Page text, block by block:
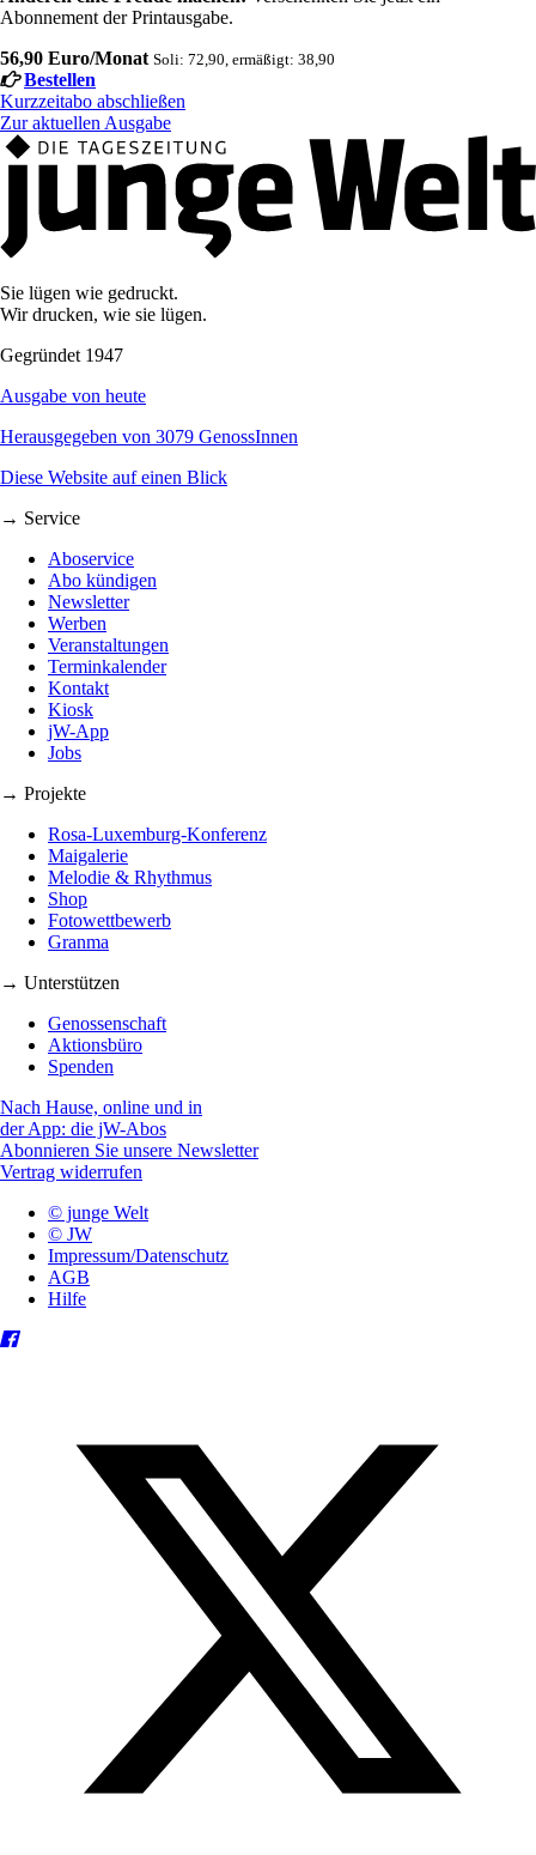
Abonnement der Printausgabe.
56,90 Euro/Monat Soli: 72,90, ermäßigt: 38,90
Bestellen
Kurzzeitabo abschließen
Zur aktuellen Ausgabe
Sie lügen wie gedruckt.
Wir drucken, wie sie lügen.
Gegründet 1947
Ausgabe von heute
Herausgegeben von 3079 GenossInnen
Diese Website auf einen Blick
→ Service
Aboservice
Abo kündigen
Newsletter
Werben
Veranstaltungen
Terminkalender
Kontakt
Kiosk
jW-App
Jobs
→ Projekte
Rosa-Luxemburg-Konferenz
Maigalerie
Melodie & Rhythmus
Shop
Fotowettbewerb
Granma
→ Unterstützen
Genossenschaft
Aktionsbüro
Spenden
Nach Hause, online und in
der App: die jW-Abos
Abonnieren Sie unsere Newsletter
Vertrag widerrufen
© junge Welt
© JW
Impressum/Datenschutz
AGB
Hilfe